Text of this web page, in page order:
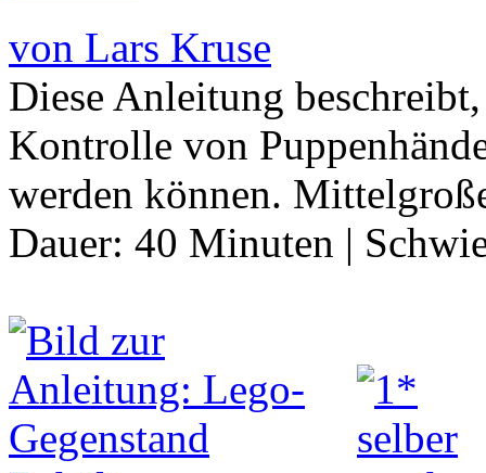
von Lars Kruse
Diese Anleitung
Kontrolle von
werden können.
Dauer: 40 Minuten |